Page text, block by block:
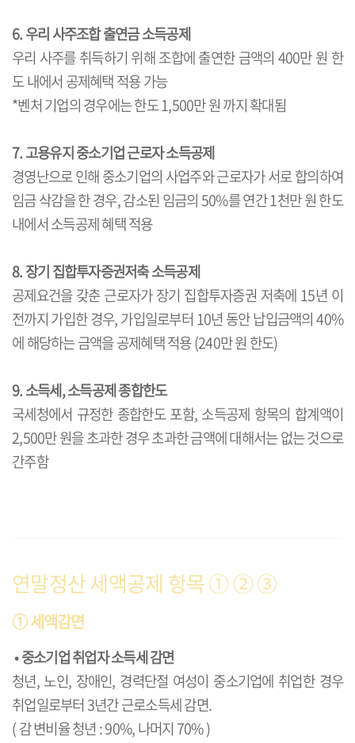
6. 우리 사주조합 출연금 소득공제
우리 사주를 취득하기 위해 조합에 출연한 금액의 400만 원 한
도 내에서 공제혜택 적용 가능
*벤처 기업의 경우에는 한도 1,500만 원 까지 확대됨
7. 고용유지 중소기업 근로자 소득공제
경영난으로 인해 중소기업의 사업주와 근로자가 서로 합의하여
임금 삭감을 한 경우, 감소된 임금의 50%를 연간 1천만 원 한도
내에서 소득공제 혜택 적용
8. 장기 집합투자증권저축 소득공제
공제요건을 갖춘 근로자가 장기 집합투자증권 저축에 15년 이
전까지 가입한 경우, 가입일로부터 10년 동안 납입금액의 40%
에 해당하는 금액을 공제혜택 적용 (240만 원 한도)
9. 소득세, 소득공제 종합한도
국세청에서 규정한 종합한도 포함, 소득공제 항목의 합계액이
2,500만 원을 초과한 경우 초과한 금액에 대해서는 없는 것으로
간주함
연말정산 세액공제 항목① ② ③
① 세액감면
•중소기업 취업자 소득세 감면
청년, 노인, 장애인, 경력단절 여성이 중소기업에 취업한 경우
취업일로부터 3년간 근로소득세 감면.
( 감 변비율 청년 : 90%, 나머지 70% )